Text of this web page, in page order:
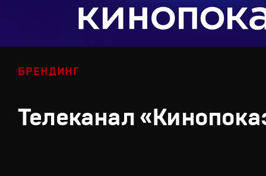
БРЕНДИНГ
Телеканал